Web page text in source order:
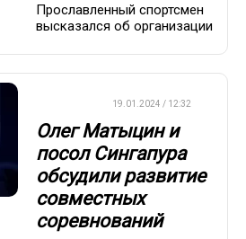
Прославленный спортсмен
высказался об организации
19.01.2024 / 12:32
Олег Матыцин и
посол Сингапура
обсудили развитие
совместных
соревнований